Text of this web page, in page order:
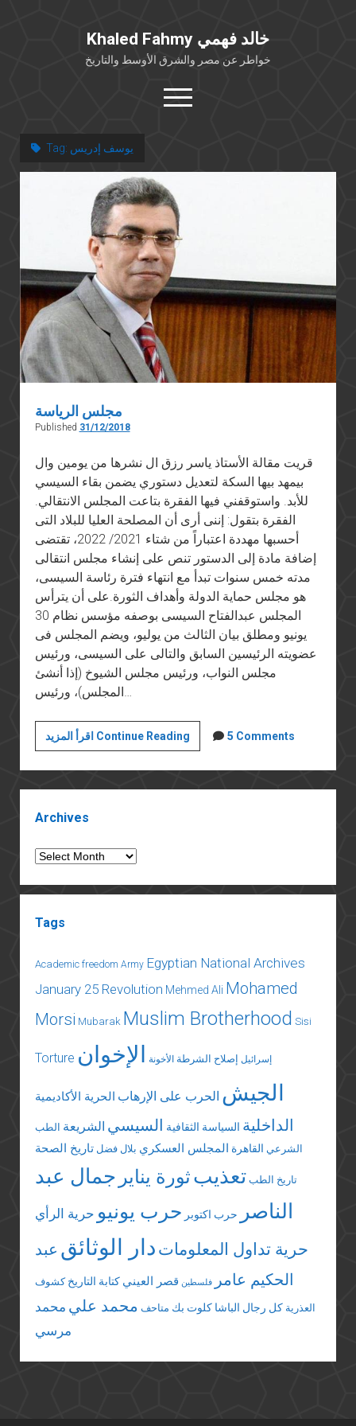
Khaled Fahmy خالد فهمي
خواطر عن مصر والشرق الأوسط والتاريخ
open
menu
خلفية شخصية
كتابات أكاديمية
مقالات صحافية
بوستات من فيسبوك
مقابلات في الإعلام
Languages
Tag: يوسف إدريس
مجلس الرياسة
Published 31/12/2018
قريت مقالة الأستاذ ياسر رزق ال نشرها من يومين وال
بيمهد بيها السكة لتعديل دستوري يضمن بقاء السيسي
للأبد. واستوقفني فيها الفقرة بتاعت المجلس الانتقالي.
الفقرة بتقول: إننى أرى أن المصلحة العليا للبلاد التى
أحسبها مهددة اعتباراً من شتاء 2021/ 2022، تقتضى
إضافة مادة إلى الدستور تنص على إنشاء مجلس انتقالى
مدته خمس سنوات تبدأ مع انتهاء فترة رئاسة السيسى،
هو مجلس حماية الدولة وأهداف الثورة.على أن يترأس
المجلس عبدالفتاح السيسى بوصفه مؤسس نظام 30
يونيو ومطلق بيان الثالث من يوليو، ويضم المجلس فى
عضويته الرئيسين السابق والتالى على السيسى، ورئيس
مجلس النواب، ورئيس مجلس الشيوخ (إذا أنشئ
المجلس)، ورئيس…
اقرأ المزيد Continue Readingمجلس
الرياسة
5 Comments
Archives
Archives
Tags
Academic freedom Army Egyptian National Archives
January 25 Revolution Mehmed Ali Mohamed
Morsi Mubarak Muslim Brotherhood Sisi
Torture إسرائيل إصلاح الشرطة الأخونة الإخوان
الجيش الحرب على الإرهاب الحرية الأكاديمية
الداخلية السياسة الثقافية السيسي الشريعة الطب
الشرعي القاهرة المجلس العسكري بلال فضل تاريخ الصحة
تاريخ الطب تعذيبثورة يناير جمال عبد
الناصر
حرب اكتوبر حرب يونيو حرية الرأي
حرية تداول المعلومات دار الوثائق عبد
الحكيم عامر
فلسطين قصر العيني كتابة التاريخ كشوف
العذرية كل رجال الباشا كلوت بك متاحف محمد علي محمد
مرسي